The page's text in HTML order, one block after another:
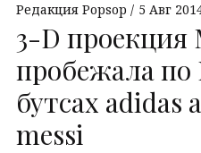
Редакция Popsop 5 Авг
3-D проекция
пробежала по
бутсах adidas
messi